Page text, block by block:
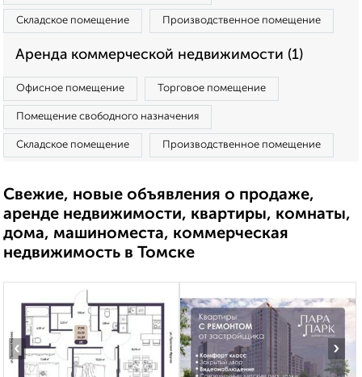
Складское помещение Производственное помещение
Аренда коммерческой недвижимости (1)
Офисное помещение Торговое помещение
Помещение свободного назначения
Складское помещение Производственное помещение
Свежие, новые объявления о продаже,
аренде недвижимости, квартиры, комнаты,
дома, машиноместа, коммерческая
недвижимость в Томске
‹ ›